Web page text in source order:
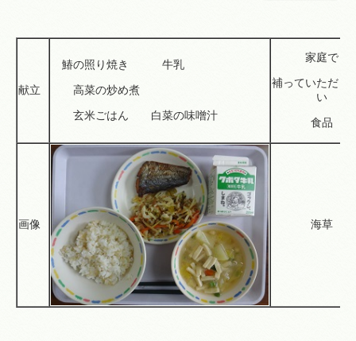
献立
鰆の照り焼き 牛乳
高菜の炒め煮
玄米ごはん 白菜の味噌汁
家庭で
補っていただく
い
食品
画像 海草